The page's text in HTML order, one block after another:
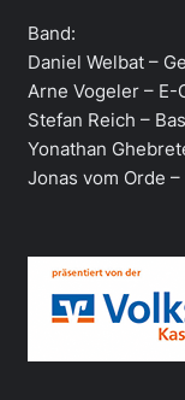
Band:
Daniel Welbat –
Arne Vogeler – E-
Stefan Reich –
Yonathan
Jonas vom Orde